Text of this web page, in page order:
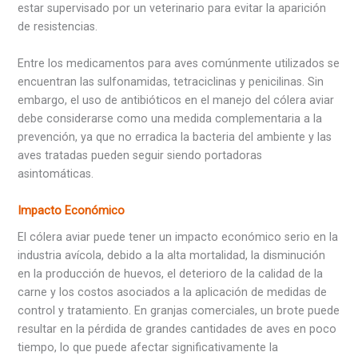
estar supervisado por un veterinario para evitar la aparición
de resistencias.
Entre los medicamentos para aves comúnmente utilizados se
encuentran las sulfonamidas, tetraciclinas y penicilinas. Sin
embargo, el uso de antibióticos en el manejo del cólera aviar
debe considerarse como una medida complementaria a la
prevención, ya que no erradica la bacteria del ambiente y las
aves tratadas pueden seguir siendo portadoras
asintomáticas.
Impacto Económico
El cólera aviar puede tener un impacto económico serio en la
industria avícola, debido a la alta mortalidad, la disminución
en la producción de huevos, el deterioro de la calidad de la
carne y los costos asociados a la aplicación de medidas de
control y tratamiento. En granjas comerciales, un brote puede
resultar en la pérdida de grandes cantidades de aves en poco
tiempo, lo que puede afectar significativamente la